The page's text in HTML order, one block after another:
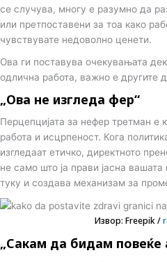
се случува, многу е разумно да
или претпоставени за тоа како
чувствувате недоволно ценети.
Ова ги поставува очекувањата
одлична работа, важно е другите
„Ова не изгледа фер“
Перцепцијата за нефер третман е
работа и исцрпеност. Кога
изгледаат етичко, директното
не само што ја прави јасна
туку и создава механизам за
Извор: Freepik /
„Сакам да бидам повеќе